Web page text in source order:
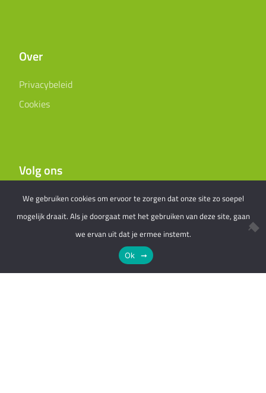
Over
Privacybeleid
Cookies
Volg ons
We gebruiken cookies om ervoor te zorgen dat onze site zo soepel
mogelijk draait. Als je doorgaat met het gebruiken van deze site, gaan
we ervan uit dat je ermee instemt.
Ok